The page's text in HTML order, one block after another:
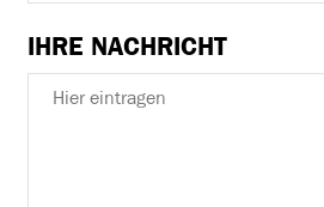
IHRE NACHRICHT